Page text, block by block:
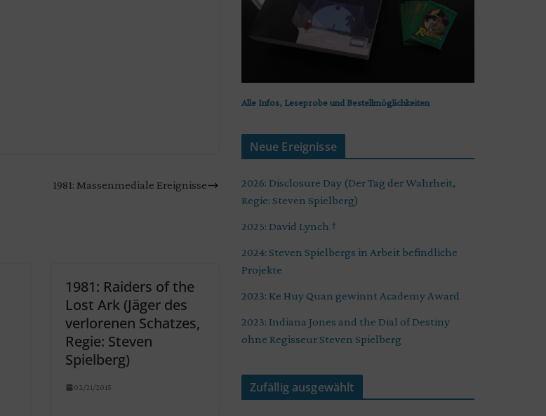
1981: Massenmediale Ereignisse
1981: Raiders of the
Lost Ark (Jäger des
verlorenen Schatzes,
Regie: Steven
Spielberg)
02/21/2015
Alle Infos, Leseprobe und Bestellmöglichkeiten
Neue Ereignisse
2026: Disclosure Day (Der Tag der Wahrheit,
Regie: Steven Spielberg)
2025: David Lynch †
2024: Steven Spielbergs in Arbeit befindliche
Projekte
2023: Ke Huy Quan gewinnt Academy Award
2023: Indiana Jones and the Dial of Destiny
ohne Regisseur Steven Spielberg
Zufällig ausgewählt